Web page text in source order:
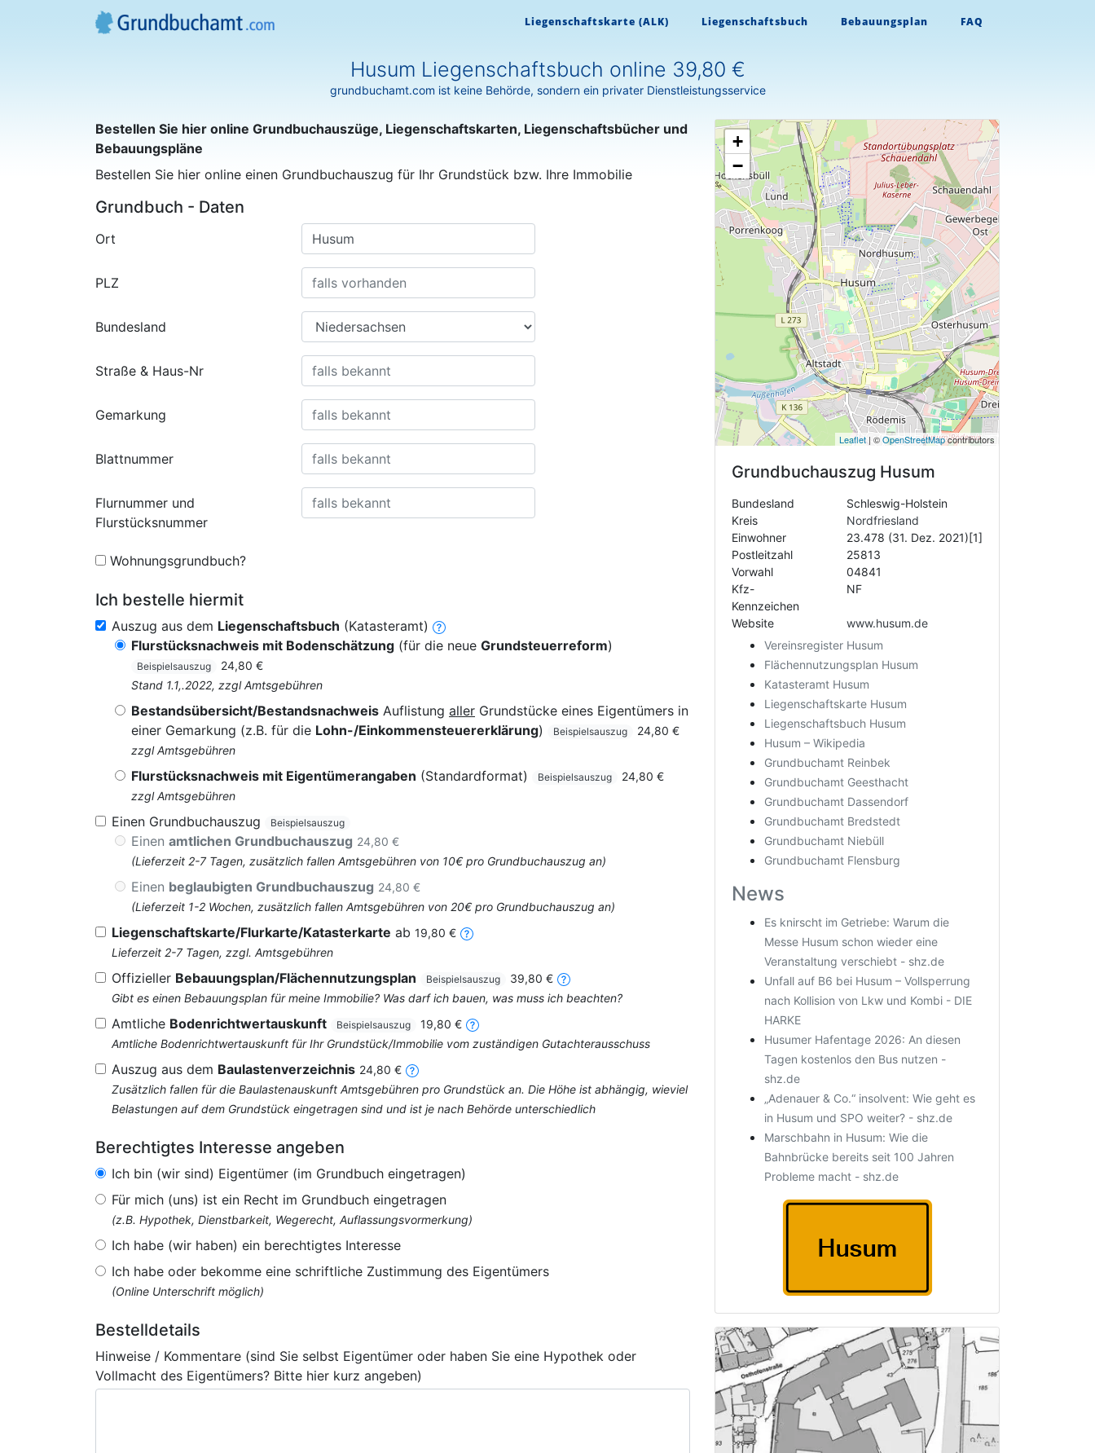
Liegenschaftskarte (ALK) Liegenschaftsbuch Bebauungsplan FAQ
Husum Liegenschaftsbuch online 39,80 €
grundbuchamt.com ist keine Behörde, sondern ein privater Dienstleistungsservice
Bestellen Sie hier online Grundbuchauszüge, Liegenschaftskarten, Liegenschaftsbücher und
Bebauungspläne
Bestellen Sie hier online einen Grundbuchauszug für Ihr Grundstück bzw. Ihre Immobilie
Grundbuch - Daten
Ort
PLZ
Bundesland
Straße & Haus-Nr
Gemarkung
Blattnummer
Flurnummer und
Flurstücksnummer
Wohnungsgrundbuch?
Ich bestelle hiermit
Auszug aus dem Liegenschaftsbuch (Katasteramt)
Flurstücksnachweis mit Bodenschätzung (für die neue Grundsteuerreform)
Beispielsauszug
24,80 €
Stand 1.1,.2022, zzgl Amtsgebühren
Bestandsübersicht/Bestandsnachweis Auflistung aller Grundstücke eines Eigentümers in
einer Gemarkung (z.B. für die Lohn-/Einkommensteuererklärung) Beispielsauszug
24,80 €
zzgl Amtsgebühren
Flurstücksnachweis mit Eigentümerangaben (Standardformat) Beispielsauszug
24,80 €
zzgl Amtsgebühren
Einen Grundbuchauszug Beispielsauszug
Einen amtlichen Grundbuchauszug 24,80 €
(Lieferzeit 2-7 Tagen, zusätzlich fallen Amtsgebühren von 10€ pro Grundbuchauszug an)
Einen beglaubigten Grundbuchauszug 24,80 €
(Lieferzeit 1-2 Wochen, zusätzlich fallen Amtsgebühren von 20€ pro Grundbuchauszug an)
Liegenschaftskarte/Flurkarte/Katasterkarte ab 19,80 €
Lieferzeit 2-7 Tagen, zzgl. Amtsgebühren
Offizieller Bebauungsplan/Flächennutzungsplan Beispielsauszug
39,80 €
Gibt es einen Bebauungsplan für meine Immobilie? Was darf ich bauen, was muss ich beachten?
Amtliche Bodenrichtwertauskunft Beispielsauszug
19,80 €
Amtliche Bodenrichtwertauskunft für Ihr Grundstück/Immobilie vom zuständigen Gutachterausschuss
Auszug aus dem Baulastenverzeichnis 24,80 €
Zusätzlich fallen für die Baulastenauskunft Amtsgebühren pro Grundstück an. Die Höhe ist abhängig, wieviel
Belastungen auf dem Grundstück eingetragen sind und ist je nach Behörde unterschiedlich
Berechtigtes Interesse angeben
Ich bin (wir sind) Eigentümer (im Grundbuch eingetragen)
Für mich (uns) ist ein Recht im Grundbuch eingetragen
(z.B. Hypothek, Dienstbarkeit, Wegerecht, Auflassungsvormerkung)
Ich habe (wir haben) ein berechtigtes Interesse
Ich habe oder bekomme eine schriftliche Zustimmung des Eigentümers
(Online Unterschrift möglich)
Bestelldetails
Hinweise / Kommentare (sind Sie selbst Eigentümer oder haben Sie eine Hypothek oder
Vollmacht des Eigentümers? Bitte hier kurz angeben)
+
−
Leaflet| ©OpenStreetMapcontributors
Grundbuchauszug Husum
Bundesland
Schleswig-Holstein
Kreis
Nordfriesland
Einwohner
23.478 (31. Dez. 2021)[1]
Postleitzahl
25813
Vorwahl
04841
Kfz-
Kennzeichen
NF
Website
www.husum.de
Vereinsregister Husum
Flächennutzungsplan Husum
Katasteramt Husum
Liegenschaftskarte Husum
Liegenschaftsbuch Husum
Husum – Wikipedia
Grundbuchamt Reinbek
Grundbuchamt Geesthacht
Grundbuchamt Dassendorf
Grundbuchamt Bredstedt
Grundbuchamt Niebüll
Grundbuchamt Flensburg
News
Es knirscht im Getriebe: Warum die
Messe Husum schon wieder eine
Veranstaltung verschiebt - shz.de
Unfall auf B6 bei Husum – Vollsperrung
nach Kollision von Lkw und Kombi - DIE
HARKE
Husumer Hafentage 2026: An diesen
Tagen kostenlos den Bus nutzen -
shz.de
„Adenauer & Co.“ insolvent: Wie geht es
in Husum und SPO weiter? - shz.de
Marschbahn in Husum: Wie die
Bahnbrücke bereits seit 100 Jahren
Probleme macht - shz.de